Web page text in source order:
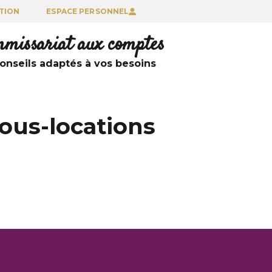
ESPACE PERSONNEL
aux comptes
adaptés à vos besoins
locations